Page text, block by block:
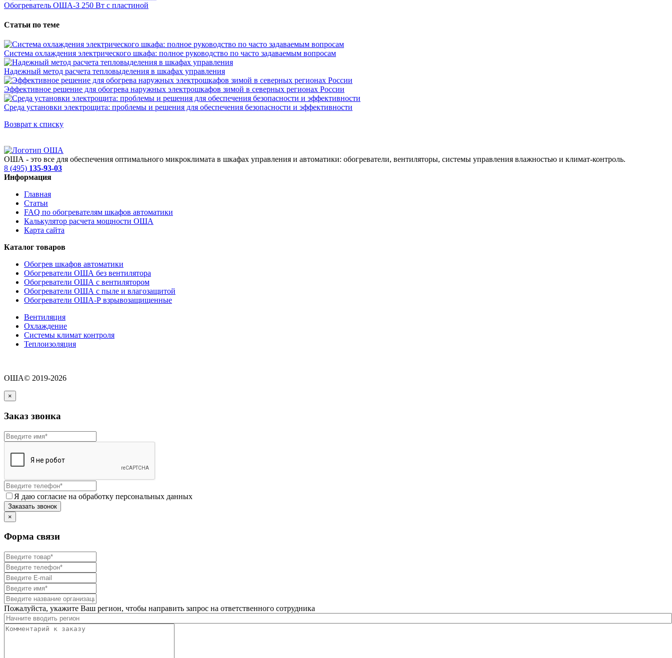
Обогреватель ОША-З 250 Вт с пластиной
Статьи по теме
Система охлаждения электрического шкафа: полное руководство по часто задаваемым вопросам
Надежный метод расчета тепловыделения в шкафах управления
Эффективное решение для обогрева наружных электрошкафов зимой в северных регионах России
Среда установки электрощита: проблемы и решения для обеспечения безопасности и эффективности
Возврат к списку
ОША - это все для обеспечения оптимального микроклимата в шкафах управления и автоматики: обогреватели, вентиляторы, системы управления влажностью и климат-контроль.
8 (495) 135-93-03
Информация
Главная
Статьи
FAQ по обогревателям шкафов автоматики
Калькулятор расчета мощности ОША
Карта сайта
Каталог товаров
Обогрев шкафов автоматики
Обогреватели ОША без вентилятора
Обогреватели ОША с вентилятором
Обогреватели ОША с пыле и влагозащитой
Обогреватели ОША-Р взрывозащищенные
Вентиляция
Охлаждение
Системы климат контроля
Теплоизоляция
ОША© 2019-2026
×
Заказ звонка
Я даю согласие на обработку персональных данных
×
Форма связи
Пожалуйста, укажите Ваш регион, чтобы направить запрос на ответственного сотрудника